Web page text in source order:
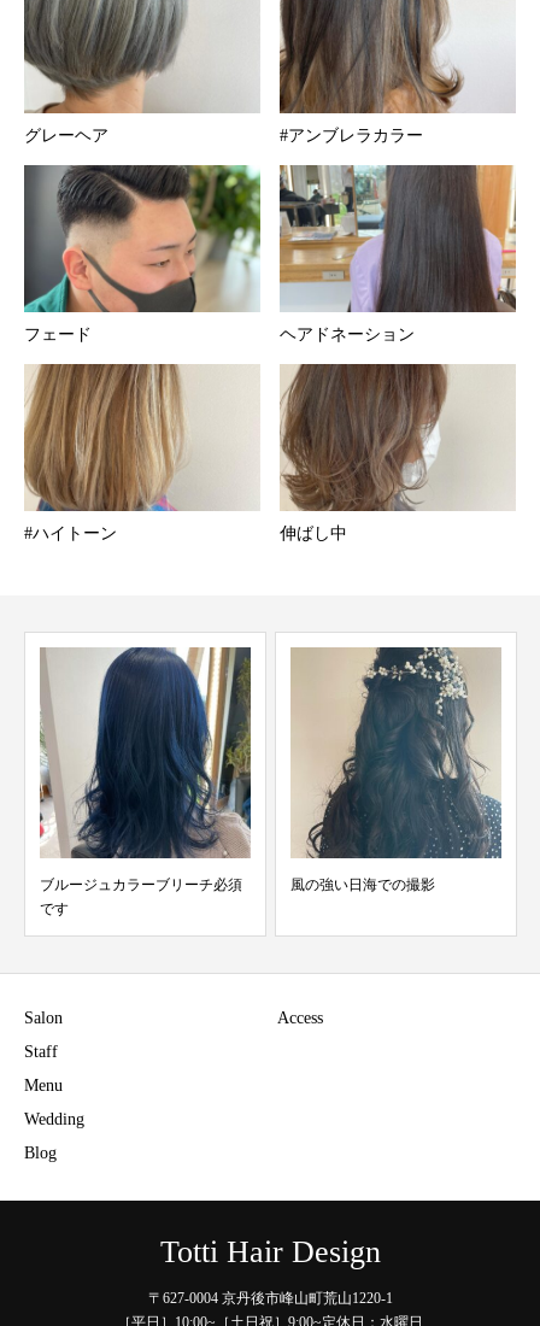
グレーヘア #アンブレラカラー
フェード ヘアドネーション︎
#ハイトーン 伸ばし中
ブルージュカラーブリーチ必須
です
風の強い日海での撮影
Salon
Staff
Menu
Wedding
Blog
Access
Totti Hair Design
〒627-0004 京丹後市峰山町荒山1220-1